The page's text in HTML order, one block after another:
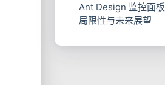
Ant Design 监控面板
局限性与未来展望